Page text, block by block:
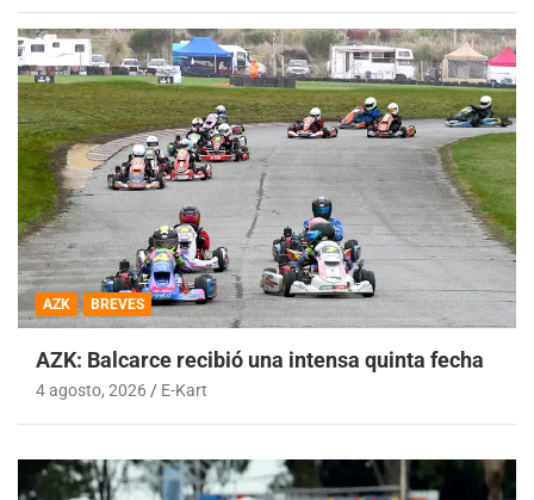
AZK BREVES
AZK: Balcarce recibió una intensa quinta fecha
4 agosto, 2026 E-Kart